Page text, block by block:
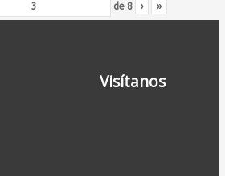
de 8 › »
Visítanos